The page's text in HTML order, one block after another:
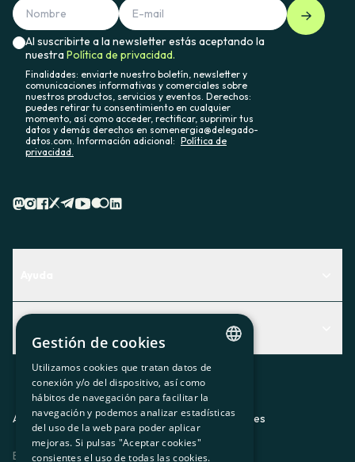
Al suscribirte a la newsletter estás aceptando la
nuestraPolítica de privacidad.
Finalidades: enviarte nuestro boletín, newsletter y
comunicaciones informativas y comerciales sobre
nuestros productos, servicios y eventos. Derechos:
puedes retirar tu consentimiento en cualquier
momento, así como acceder, rectificar, suprimir tus
datos y demás derechos en somenergia@delegado-
datos.com. Información adicional: Política de
privacidad.
Descubre qué servicio te encaja mejor
Contacto
Actualidad
El rincón de la socia
Prensa
Trabaja con nosotros
Aviso legalPolítica de privacidadPolítica de cookies
ES CAGLEU
CATALAN
SPANISH
GL
BASQUE
Gestión de cookies
Utilizamos cookies que tratan datos de
conexión y/o del dispositivo, así como
hábitos de navegación para facilitar la
navegación y podemos analizar estadísticas
del uso de la web para poder aplicar
mejoras. Si pulsas "Aceptar cookies"
consientes el uso de todas las cookies.